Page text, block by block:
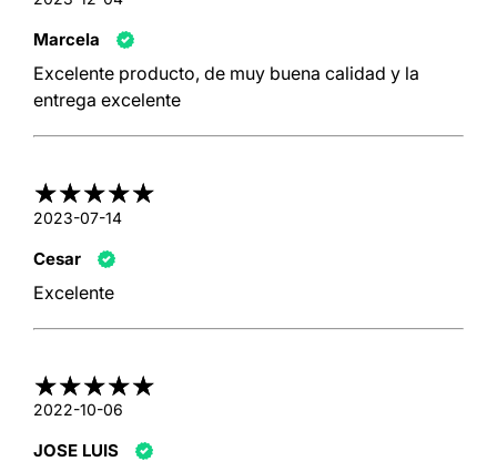
Marcela
Excelente producto, de muy buena calidad y la
entrega excelente
2023-07-14
Cesar
Excelente
2022-10-06
JOSE LUIS